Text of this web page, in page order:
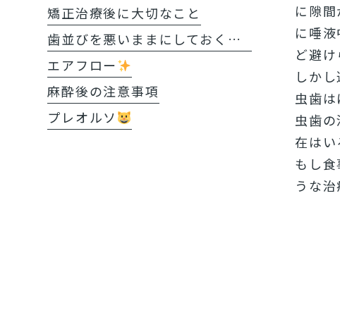
に隙
に唾
ど避け
しか
虫歯は
虫歯
在は
もし
うな
矯正治療後に大切なこと
歯並びを悪いままにしておくと?!
エアフロー
麻酔後の注意事項
プレオルソ